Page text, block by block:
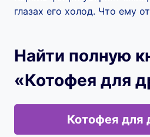
глазах его холод. Что ему
Найти полную
«Котофея для
Котофея для